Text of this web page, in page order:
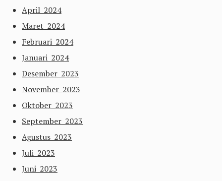
April 2024
Maret 2024
Februari 2024
Januari 2024
Desember 2023
November 2023
Oktober 2023
September 2023
Agustus 2023
Juli 2023
Juni 2023